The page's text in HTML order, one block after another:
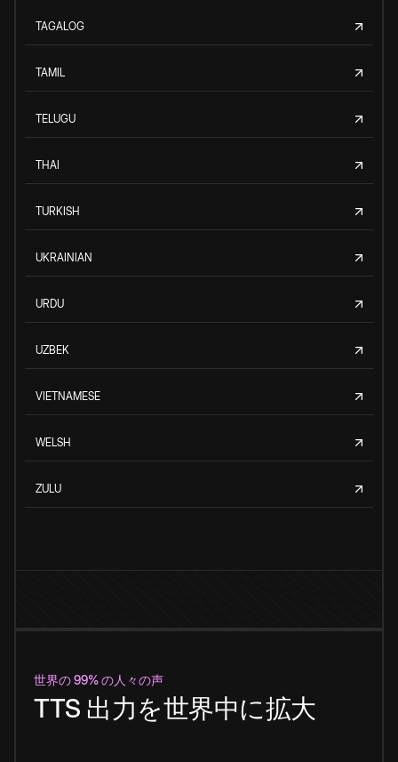
TAGALOG
TAMIL
TELUGU
THAI
TURKISH
UKRAINIAN
URDU
UZBEK
VIETNAMESE
WELSH
ZULU
世界の 99% の人々の声
TTS 出力を世界中に拡大